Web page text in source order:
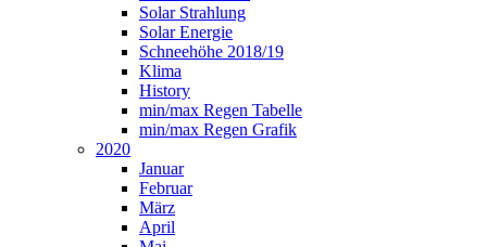
Solar Strahlung
Solar Energie
Schneehöhe 2018/19
Klima
History
min/max Regen Tabelle
min/max Regen Grafik
2020
Januar
Februar
März
April